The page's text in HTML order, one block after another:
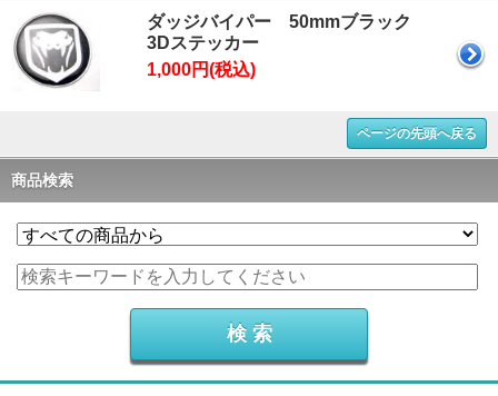
ダッジバイパー 50mmブラック
3Dステッカー
1,000円(税込)
ページの先頭へ戻る
商品検索